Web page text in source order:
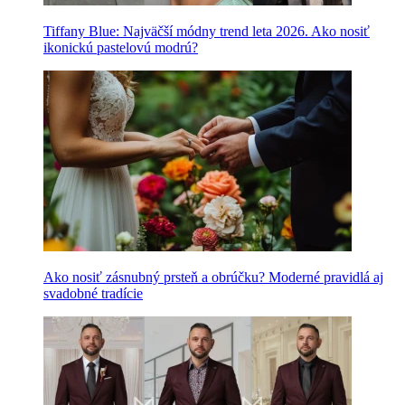
Tiffany Blue: Najväčší módny trend leta 2026. Ako nosiť
ikonickú pastelovú modrú?
Ako nosiť zásnubný prsteň a obrúčku? Moderné pravidlá aj
svadobné tradície